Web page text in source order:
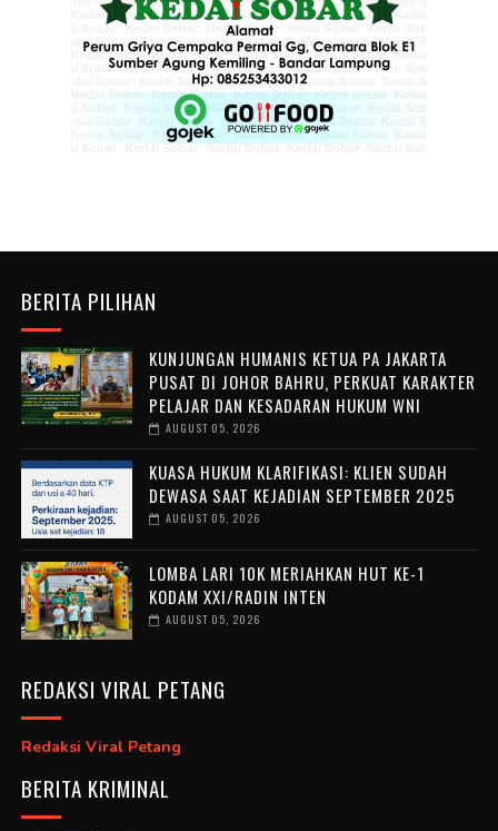
BERITA PILIHAN
KUNJUNGAN HUMANIS KETUA PA JAKARTA
PUSAT DI JOHOR BAHRU, PERKUAT KARAKTER
PELAJAR DAN KESADARAN HUKUM WNI
AUGUST 05, 2026
KUASA HUKUM KLARIFIKASI: KLIEN SUDAH
DEWASA SAAT KEJADIAN SEPTEMBER 2025
AUGUST 05, 2026
LOMBA LARI 10K MERIAHKAN HUT KE-1
KODAM XXI/RADIN INTEN
AUGUST 05, 2026
REDAKSI VIRAL PETANG
Redaksi Viral Petang
BERITA KRIMINAL